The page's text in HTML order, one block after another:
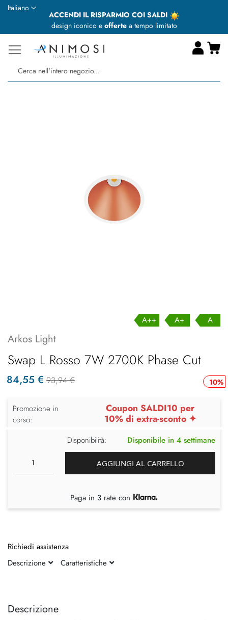
ACCENDI IL RISPARMIO COI SALDI
design iconico e offertea tempo limitato
Lingua
Italiano
fine
della
Descrizione
A++ A+ A
Arkos Light
Swap L Rosso 7W 2700K Phase Cut
10%
84,55 € 93,94 €
Promozione in
corso:
Coupon SALDI10 per
10% di extra-sconto ✦
Disponibilità: Disponibile in 4 settimane
AGGIUNGI AL CARRELLO
Paga in 3 rate con
Richiedi assistenza
Descrizione
Caratteristiche